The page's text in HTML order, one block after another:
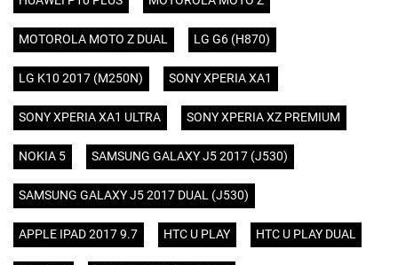
MOTOROLA MOTO Z DUAL LG G6 (H870)
LG K10 2017 (M250N) SONY XPERIA XA1
SONY XPERIA XA1 ULTRA SONY XPERIA XZ PREMIUM
NOKIA 5 SAMSUNG GALAXY J5 2017 (J530)
SAMSUNG GALAXY J5 2017 DUAL (J530)
APPLE IPAD 2017 9.7 HTC U PLAY HTC U PLAY DUAL